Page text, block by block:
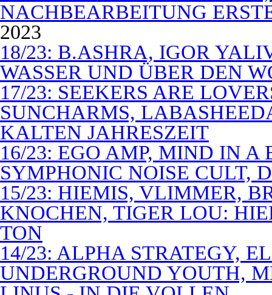
NACHBEARBEITUNG
2023
18/23: B.ASHRA, IGOR
WASSER UND ÜBER DEN
17/23: SEEKERS ARE
SUNCHARMS,
KALTEN JAHRESZEIT
16/23: EGO AMP, MIND IN
SYMPHONIC NOISE CULT,
15/23: HIEMIS, VLIMMER,
KNOCHEN, TIGER LOU:
TON
14/23: ALPHA STRATEGY,
UNDERGROUND YOUTH,